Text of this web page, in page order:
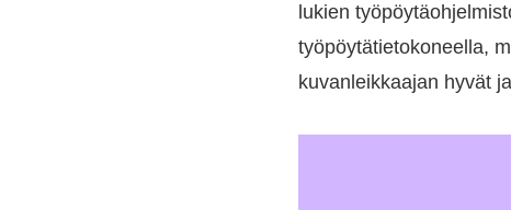
lukien
työpöytätietokoneella,
kuvanleikkaajan hyvät